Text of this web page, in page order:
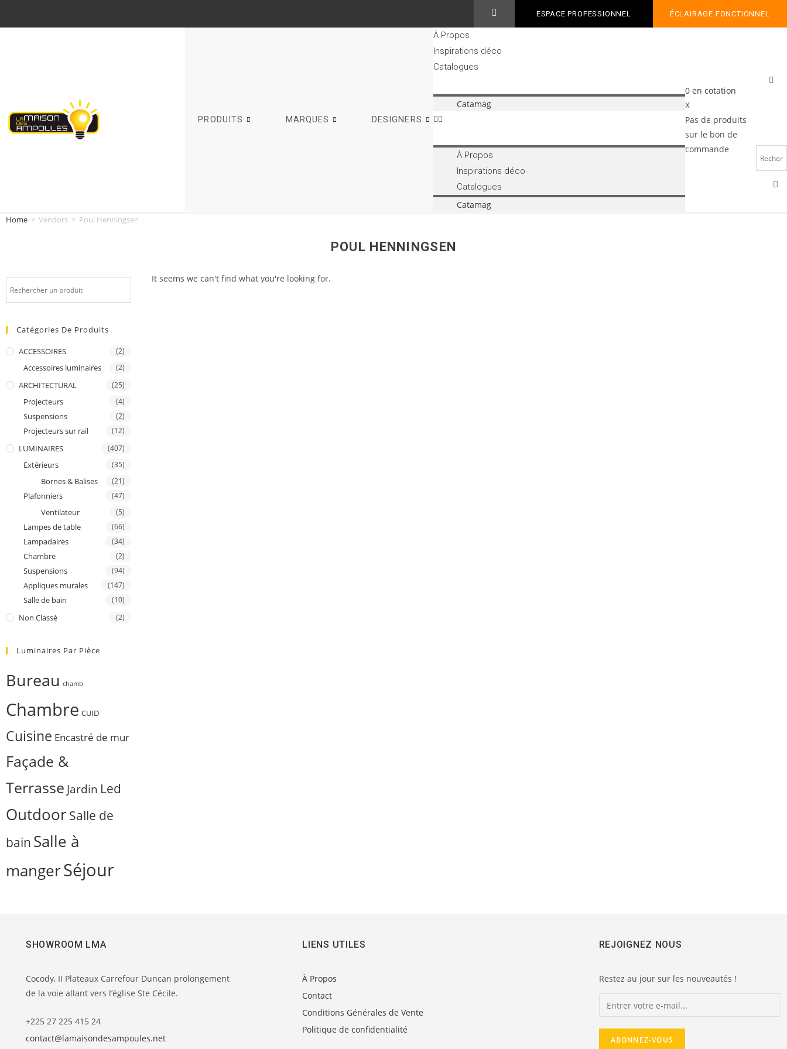
ESPACE PROFESSIONNEL ÉCLAIRAGE FONCTIONNEL
PRODUITS MARQUES DESIGNERS
À Propos
Inspirations déco
Catalogues
Catamag
À Propos
Inspirations déco
Catalogues
Catamag
0 en cotation
X
Pas de produits
sur le bon de
commande
Home > Vendors > Poul Henningsen
POUL HENNINGSEN
Catégories De Produits
ACCESSOIRES (2)
Accessoires luminaires (2)
ARCHITECTURAL (25)
Projecteurs (4)
Suspensions (2)
Projecteurs sur rail (12)
LUMINAIRES (407)
Extérieurs (35)
Bornes & Balises (21)
Plafonniers (47)
Ventilateur (5)
Lampes de table (66)
Lampadaires (34)
Chambre (2)
Suspensions (94)
Appliques murales (147)
Salle de bain (10)
Non Classé (2)
Luminaires Par Pièce
Bureau chamb
Chambre CUID
Cuisine Encastré de mur
Façade &
Terrasse Jardin Led
OutdoorSalle de
bain Salle à
mangerSéjour
It seems we can't find what you're looking for.
SHOWROOM LMA
Cocody, II Plateaux Carrefour Duncan prolongement
de la voie allant vers l’église Ste Cécile.
+225 27 225 415 24
contact@lamaisondesampoules.net
LIENS UTILES
À Propos
Contact
Conditions Générales de Vente
Politique de confidentialité
REJOIGNEZ NOUS
Restez au jour sur les nouveautés !